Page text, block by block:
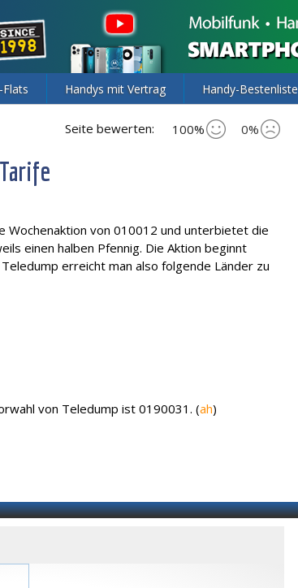
Handys mit Vertrag Handy-Bestenliste
Seite bewerten: 100% 0%
von 010012 und unterbietet die
einen halben Pfennig. Die Aktion beginnt
erreicht man also folgende Länder zu
von Teledump ist 0190031. (ah)